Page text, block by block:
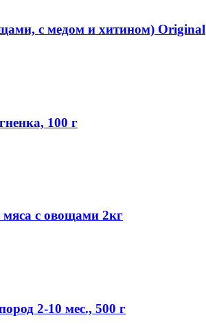
с медом и хитином) Original
100 г
с овощами 2кг
2-10 мес., 500 г